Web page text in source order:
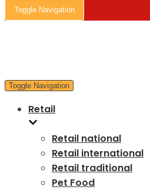
Toggle Navigation
Toggle Navigation
Retail
Retail national
Retail international
Retail traditional
Pet Food